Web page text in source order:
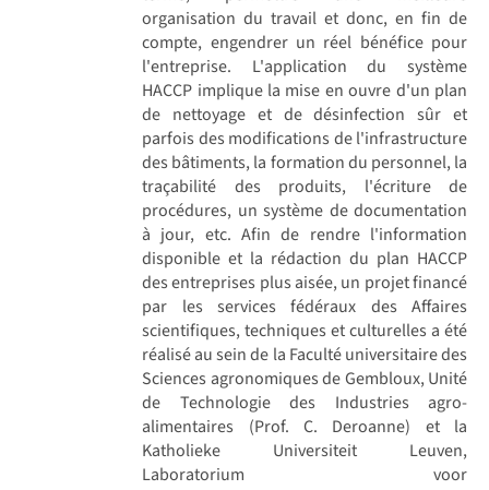
organisation du travail et donc, en fin de
compte, engendrer un réel bénéfice pour
l'entreprise. L'application du système
HACCP implique la mise en ouvre d'un plan
de nettoyage et de désinfection sûr et
parfois des modifications de l'infrastructure
des bâtiments, la formation du personnel, la
traçabilité des produits, l'écriture de
procédures, un système de documentation
à jour, etc. Afin de rendre l'information
disponible et la rédaction du plan HACCP
des entreprises plus aisée, un projet financé
par les services fédéraux des Affaires
scientifiques, techniques et culturelles a été
réalisé au sein de la Faculté universitaire des
Sciences agronomiques de Gembloux, Unité
de Technologie des Industries agro-
alimentaires (Prof. C. Deroanne) et la
Katholieke Universiteit Leuven,
Laboratorium voor